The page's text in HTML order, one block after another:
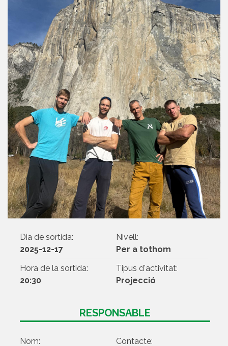
Dia de sortida:
2025-12-17
Nivell:
Per a tothom
Hora de la sortida:
20:30
Tipus d'activitat:
Projecció
RESPONSABLE
Nom: Contacte: